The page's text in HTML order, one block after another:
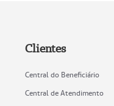
Clientes
Central do Beneficiário
Central de Atendimento